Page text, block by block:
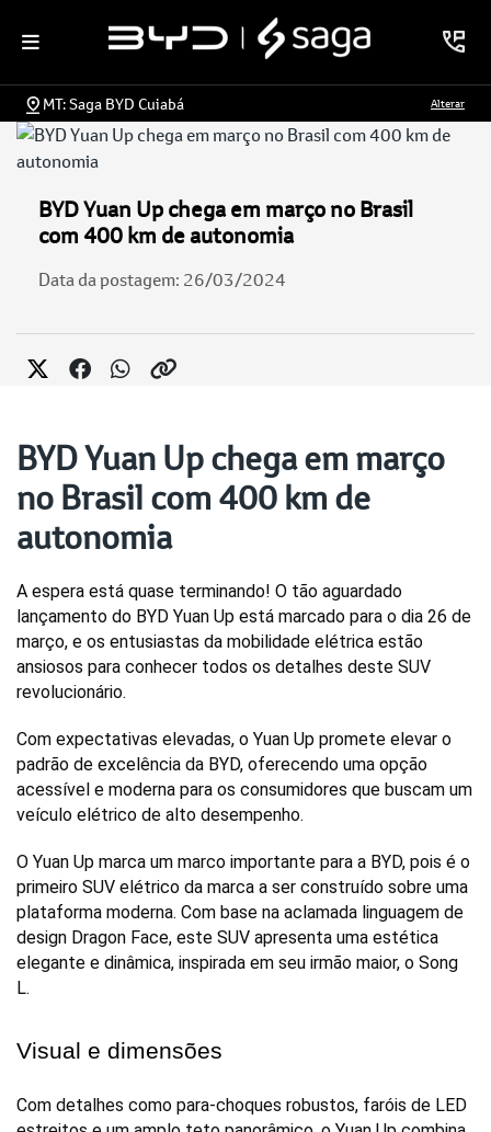
MT: Saga BYD Cuiabá Alterar
BYD Yuan Up chega em março no Brasil
com 400 km de autonomia
Data da postagem: 26/03/2024
BYD Yuan Up chega em março
no Brasil com 400 km de
autonomia
A espera está quase terminando! O tão aguardado
lançamento do BYD Yuan Up está marcado para o dia 26 de
março, e os entusiastas da mobilidade elétrica estão
ansiosos para conhecer todos os detalhes deste SUV
revolucionário.
Com expectativas elevadas, o Yuan Up promete elevar o
padrão de excelência da BYD, oferecendo uma opção
acessível e moderna para os consumidores que buscam um
veículo elétrico de alto desempenho.
O Yuan Up marca um marco importante para a BYD, pois é o
primeiro SUV elétrico da marca a ser construído sobre uma
plataforma moderna. Com base na aclamada linguagem de
design Dragon Face, este SUV apresenta uma estética
elegante e dinâmica, inspirada em seu irmão maior, o Song
L.
Visual e dimensões
Com detalhes como para-choques robustos, faróis de LED